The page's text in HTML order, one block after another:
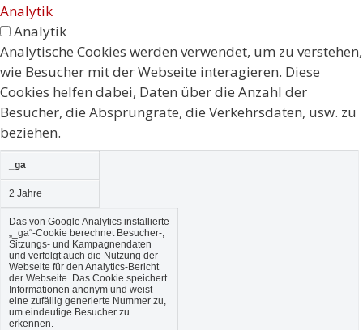
Analytik
Analytik
Analytische Cookies werden verwendet, um zu verstehen,
wie Besucher mit der Webseite interagieren. Diese
Cookies helfen dabei, Daten über die Anzahl der
Besucher, die Absprungrate, die Verkehrsdaten, usw. zu
beziehen.
_ga
2 Jahre
Das von Google Analytics installierte
„_ga“-Cookie berechnet Besucher-,
Sitzungs- und Kampagnendaten
und verfolgt auch die Nutzung der
Webseite für den Analytics-Bericht
der Webseite. Das Cookie speichert
Informationen anonym und weist
eine zufällig generierte Nummer zu,
um eindeutige Besucher zu
erkennen.